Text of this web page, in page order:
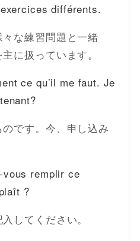
différents.
な練習問題と一緒
に扱っています。
ce qu’il me faut. Je
です。今、申し込み
remplir ce
?
してください。